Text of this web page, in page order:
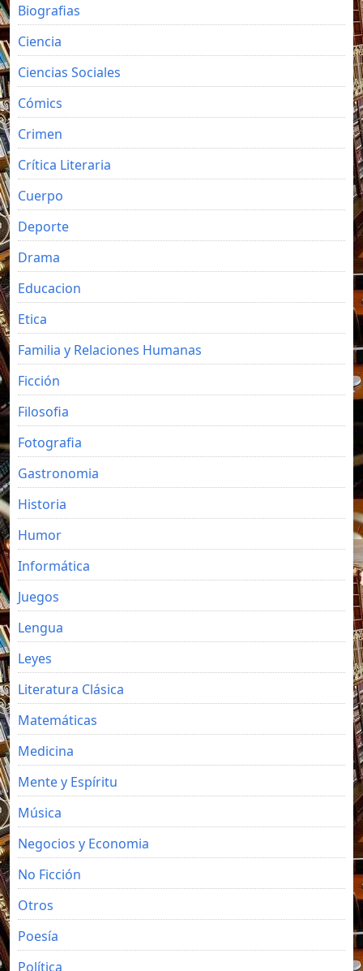
Biografias
Ciencia
Ciencias Sociales
Cómics
Crimen
Crítica Literaria
Cuerpo
Deporte
Drama
Educacion
Etica
Familia y Relaciones Humanas
Ficción
Filosofia
Fotografia
Gastronomia
Historia
Humor
Informática
Juegos
Lengua
Leyes
Literatura Clásica
Matemáticas
Medicina
Mente y Espíritu
Música
Negocios y Economia
No Ficción
Otros
Poesía
Política